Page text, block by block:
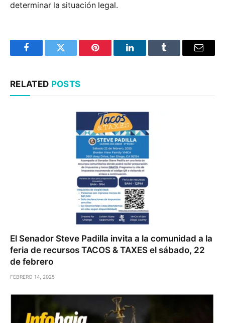
determinar la situación legal.
FacebookTwitter Pinterest LinkedInTumblr Email
RELATED POSTS
El Senador Steve Padilla invita a la comunidad a la
feria de recursos TACOS & TAXES el sábado, 22
de febrero
FEBRERO 14, 2025